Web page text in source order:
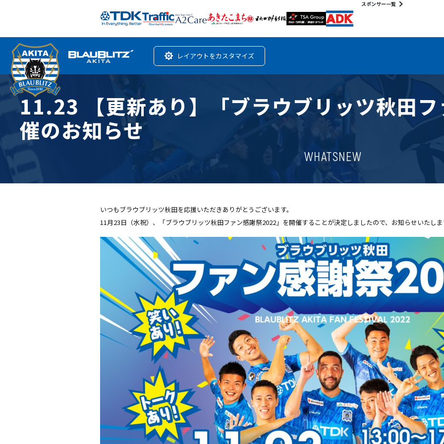
スポンサー一覧
レイアウトをカスタマイズ
11.23 【更新あり】「ブラウブリッツ秋田
催のお知らせ
WHATSNEW
いつもブラウブリッツ秋田を応援いただきありがとうございます。
11月23日（水祝）、「ブラウブリッツ秋田ファン感謝祭2022」を開催することが決定しましたので、お知らせいたし